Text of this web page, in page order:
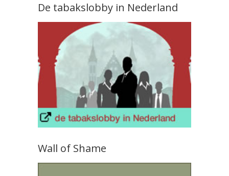
De tabakslobby in Nederland
Wall of Shame